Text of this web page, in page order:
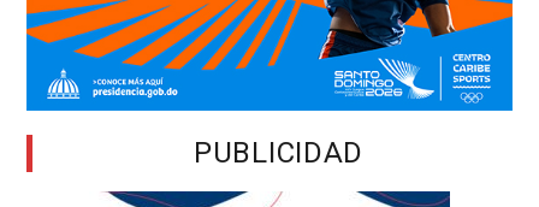
PUBLICIDAD